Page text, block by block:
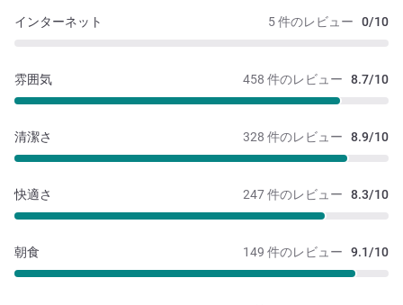
5 件のレビュー 0/10
インターネット
458 件のレビュー 8.7/10
雰囲気
328 件のレビュー 8.9/10
清潔さ
247 件のレビュー 8.3/10
快適さ
149 件のレビュー 9.1/10
朝食